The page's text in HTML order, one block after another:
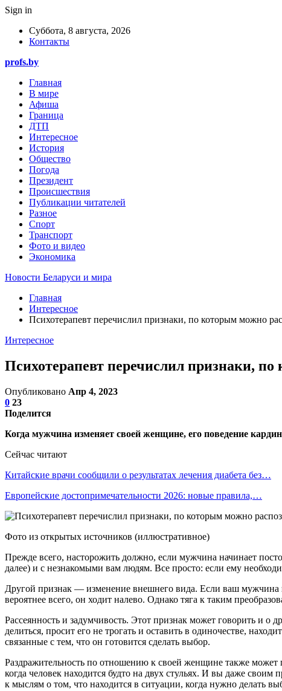
Sign in
Суббота, 8 августа, 2026
Контакты
profs.by
Главная
В мире
Афиша
Граница
ДТП
Интересное
История
Общество
Погода
Президент
Происшествия
Публикации читателей
Разное
Спорт
Транспорт
Фото и видео
Экономика
Новости Беларуси и мира
Главная
Интересное
Психотерапевт перечислил признаки, по которым можно
Интересное
Психотерапевт перечислил признаки,
Опубликовано Апр 4, 2023
0 23
Поделится
Когда мужчина изменяет своей женщине, его поведение
Сейчас читают
Китайские врачи сообщили о результатах лечения диабета без…
Европейские достопримечательности 2026: новые правила,…
Фото из открытых источников (иллюстративное)
Прежде всего, насторожить должно, если мужчина начинает
далее) и с незнакомыми вам людям. Все просто: если ему
Другой признак — изменение внешнего вида. Если ваш мужчина
вероятнее всего, он ходит налево. Однако тяга к таким
Рассеянность и задумчивость. Этот признак может говорить и о
делиться, просит его не трогать и оставить в одиночестве,
связанные с тем, что он готовится сделать выбор.
Раздражительность по отношению к своей женщине также может
когда человек находится будто на двух стульях. И вы даже
к мыслям о том, что находится в ситуации, когда нужно делать